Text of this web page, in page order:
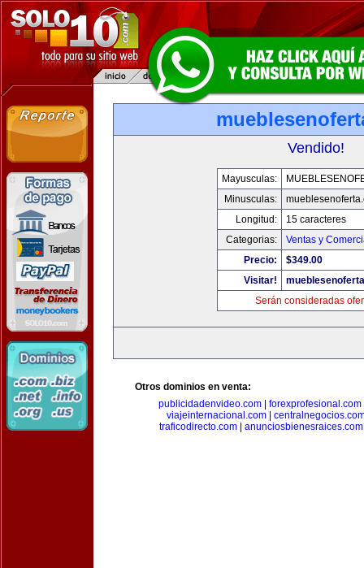
Vendido!
Mayusculas:
Minusculas:
Longitud:
15 caracteres
Categorias:
Ventas y
Precio:
$349.00
Visitar!
Serán consideradas
Otros dominios en venta:
publicidadenvideo.com| forexprofesional.com
viajeinternacional.com
traficodirecto.com
anunciosbienesraices.com